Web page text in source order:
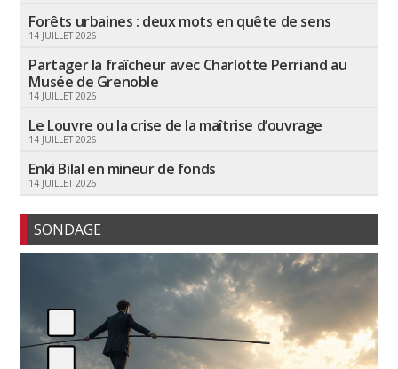
Forêts urbaines : deux mots en quête de sens
14 JUILLET 2026
Partager la fraîcheur avec Charlotte Perriand au
Musée de Grenoble
14 JUILLET 2026
Le Louvre ou la crise de la maîtrise d’ouvrage
14 JUILLET 2026
Enki Bilal en mineur de fonds
14 JUILLET 2026
SONDAGE